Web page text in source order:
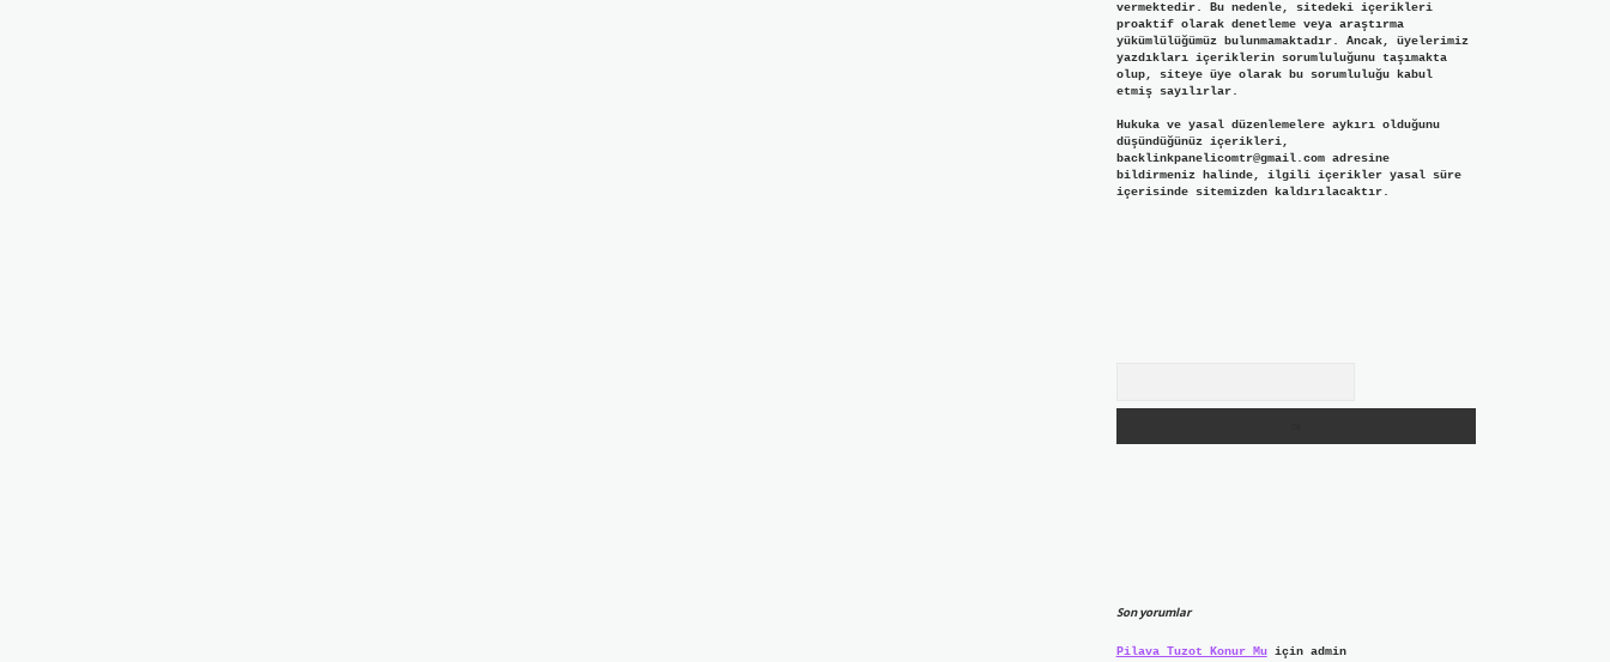
vermektedir. Bu nedenle, sitedeki içerikleri
proaktif olarak denetleme veya araştırma
yükümlülüğümüz bulunmamaktadır. Ancak, üyelerimiz
yazdıkları içeriklerin sorumluluğunu taşımakta
olup, siteye üye olarak bu sorumluluğu kabul
etmiş sayılırlar.
Hukuka ve yasal düzenlemelere aykırı olduğunu
düşündüğünüz içerikleri,
backlinkpanelicomtr@gmail.comadresine
bildirmeniz halinde, ilgili içerikler yasal süre
içerisinde sitemizden kaldırılacaktır.
Son yorumlar
Pilava Tuzot Konur Muiçin admin